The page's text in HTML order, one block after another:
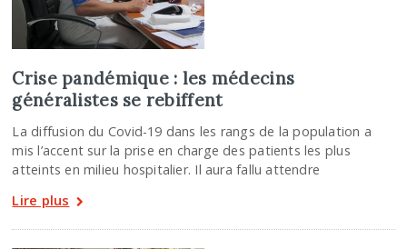
Crise pandémique : les médecins
généralistes se rebiffent
La diffusion du Covid-19 dans les rangs de la population a
mis l’accent sur la prise en charge des patients les plus
atteints en milieu hospitalier. Il aura fallu attendre
Lire plus